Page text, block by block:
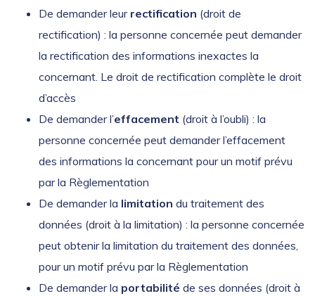
De demander leur rectification (droit de
rectification) : la personne concernée peut demander
la rectification des informations inexactes la
concernant. Le droit de rectification complète le droit
d’accès
De demander l’effacement (droit à l’oubli) : la
personne concernée peut demander l’effacement
des informations la concernant pour un motif prévu
par la Règlementation
De demander la limitation du traitement des
données (droit à la limitation) : la personne concernée
peut obtenir la limitation du traitement des données,
pour un motif prévu par la Règlementation
De demander la portabilité de ses données (droit à